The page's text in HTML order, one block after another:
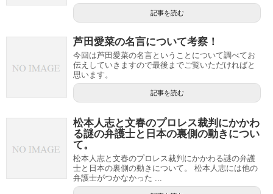
記事を読む
芦田愛菜の名言について考察！
今回は芦田愛菜の名言ということについて調べてお
伝えしていきますので最後までご覧いただければと
思います。
記事を読む
松本人志と文春のプロレス裁判にかかわ
る謎の弁護士と日本の裏側の動きについ
て。
松本人志と文春のプロレス裁判にかかわる謎の弁護
士と日本の裏側の動きについて。 松本人志には他の
弁護士がつかなかった ...